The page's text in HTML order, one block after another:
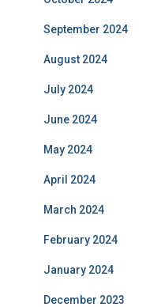
September 2024
August 2024
July 2024
June 2024
May 2024
April 2024
March 2024
February 2024
January 2024
December 2023